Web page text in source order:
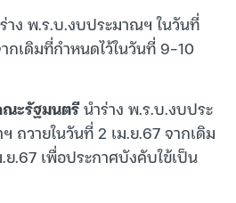
าง พ.ร.บ.งบประมาณฯ ในวันที่
เดิมที่กำหนดไว้ในวันที่ 9-10
ณะรัฐมนตรีนำร่าง พ.ร.บ.งบประ
ถวายในวันที่ 2 เม.ย.67 จากเดิม
ย.67 เพื่อประกาศบังคับใข้เป็น